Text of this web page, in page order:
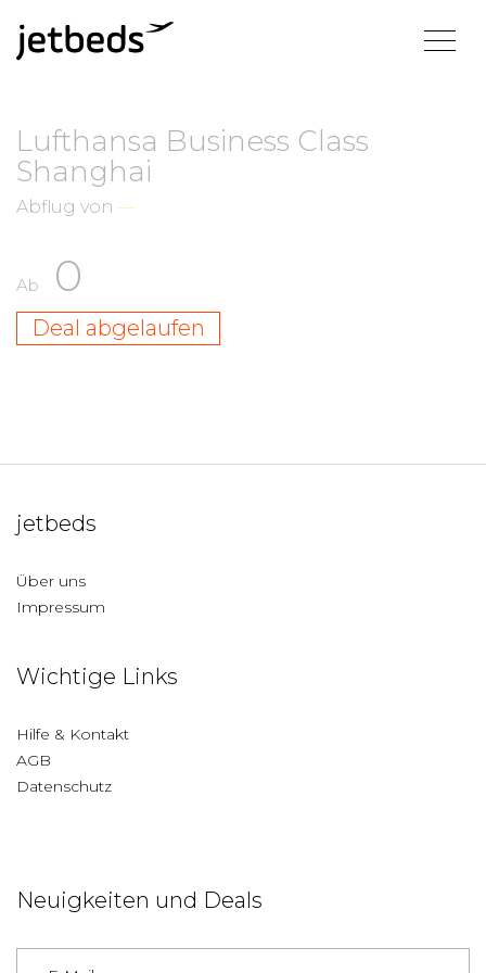
Lufthansa Business Class
Shanghai
Abflug von —
Ab 0
Deal abgelaufen
jetbeds
Über uns
Impressum
Wichtige Links
Hilfe & Kontakt
AGB
Datenschutz
Neuigkeiten und Deals